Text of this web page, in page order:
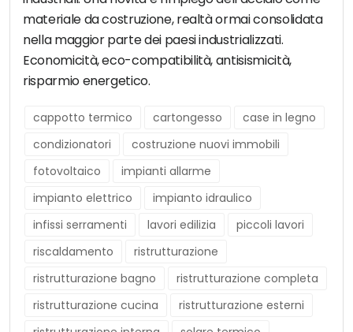
materiale da costruzione, realtà ormai consolidata
nella maggior parte dei paesi industrializzati.
Economicità, eco-compatibilità, antisismicità,
risparmio energetico.
cappotto termico cartongesso
case in legno
condizionatori
costruzione nuovi immobili
fotovoltaico
impianti allarme
impianto elettrico
impianto idraulico
infissi serramenti
lavori edilizia
piccoli lavori
riscaldamento
ristrutturazione
ristrutturazione bagno
ristrutturazione completa
ristrutturazione cucina
ristrutturazione esterni